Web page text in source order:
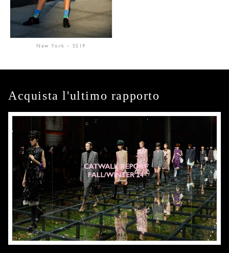
New York - SS19
Acquista l'ultimo rapporto